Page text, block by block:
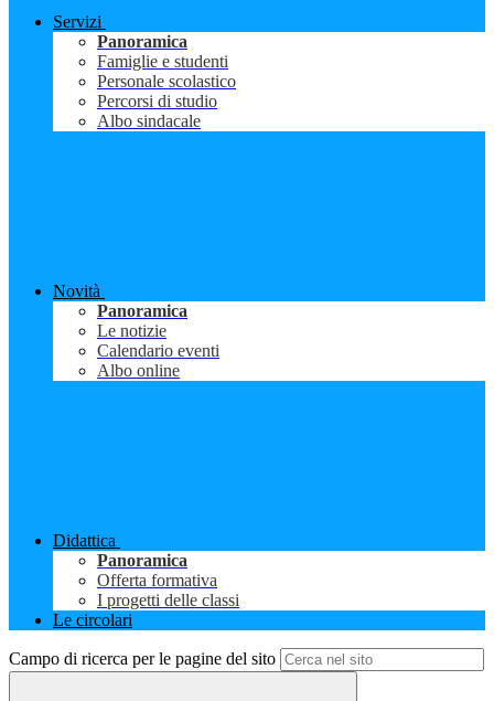
Servizi
Panoramica
Famiglie e studenti
Personale scolastico
Percorsi di studio
Albo sindacale
Novità
Panoramica
Le notizie
Calendario eventi
Albo online
Didattica
Panoramica
Offerta formativa
I progetti delle classi
Le circolari
Campo di ricerca per le pagine del sito